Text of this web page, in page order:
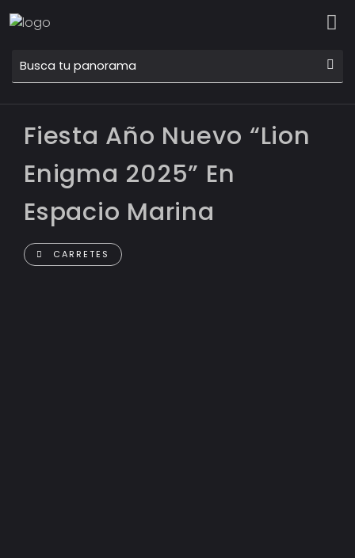
Fiesta Año Nuevo “Lion
Enigma 2025” En
Espacio Marina
CARRETES